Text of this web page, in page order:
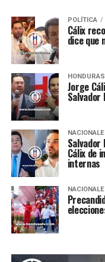
POLÍTICA
Cálix
dice que
HONDURAS
Jorge
Salvador
Salvador
Cálix de
internas